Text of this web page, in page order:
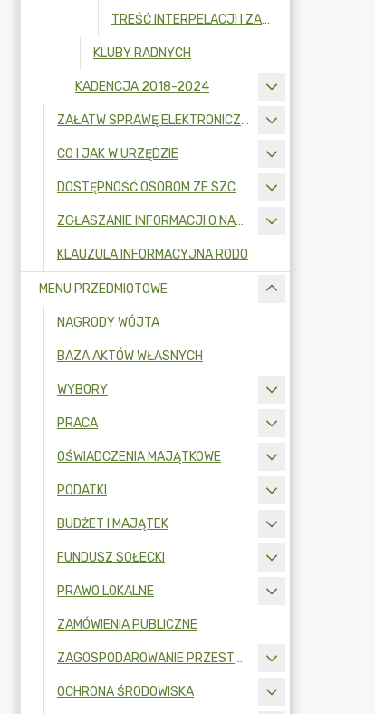
TREŚĆ INTERPELACJI I ZAPYTAŃ ORAZ UDZIELONYCH ODPOWIEDZI W 2024 R.
KLUBY RADNYCH
KADENCJA 2018-2024
ZAŁATW SPRAWĘ ELEKTRONICZNIE
CO I JAK W URZĘDZIE
DOSTĘPNOŚĆ OSOBOM ZE SZCZEGÓLNYMI POTRZEBAMI
ZGŁASZANIE INFORMACJI O NARUSZENIU PRAWA I OCHRONA SYGNALISTÓW
KLAUZULA INFORMACYJNA RODO
MENU PRZEDMIOTOWE
NAGRODY WÓJTA
BAZA AKTÓW WŁASNYCH
WYBORY
PRACA
OŚWIADCZENIA MAJĄTKOWE
PODATKI
BUDŻET I MAJĄTEK
FUNDUSZ SOŁECKI
PRAWO LOKALNE
ZAMÓWIENIA PUBLICZNE
ZAGOSPODAROWANIE PRZESTRZENNE
OCHRONA ŚRODOWISKA